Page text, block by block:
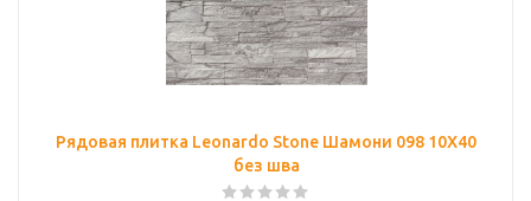
Рядовая плитка Leonardo Stone Шамони 098 10Х40
без шва